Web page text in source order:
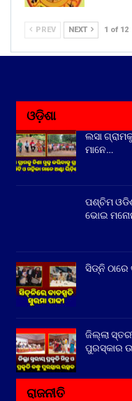
PREV NEXT 1 of 12
ଓଡ଼ିଶା
ଲସା
ମାନେ…
ପଶ୍ଚିମ
ଭୋଇ
ସିଡ୍‌ନି ଠାରେ
ଜିଲ୍ଲା
ପୁରସ୍କାର
ରାଜନୀତି